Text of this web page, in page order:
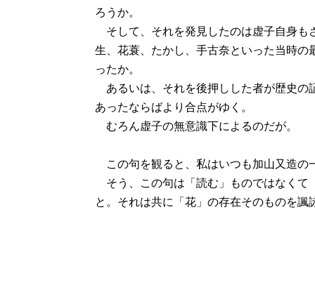
ろうか。
そして、それを発見したのは虚子自身も
生、花蓑、たかし、手古奈といった当時
ったか。
あるいは、それを後押しした者が歴史の
あったならばより合点がゆく。
むろん虚子の無意識下によるのだが。
この句を観ると、私はいつも加山又造の
そう、この句は「読む」ものではなくて
と。それは共に「花」の存在そのものを